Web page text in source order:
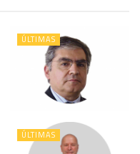
ÚLTIMAS
ÚLTIMAS